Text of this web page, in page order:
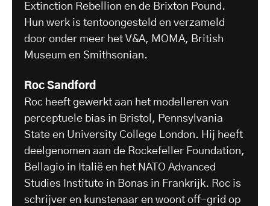
Extinction Rebellion en de Brixton Pound.
Hun werk is tentoongesteld en verzameld
door onder meer het V&A, MOMA, British
Museum en Smithsonian.
Roc Sandford
Roc heeft gewerkt aan het modelleren van
perceptuele bias in Bristol, Pennsylvania
State en University College London. Hij heeft
deelgenomen aan de Rockefeller Foundation,
Bellagio in Italië en het NATO Advanced
Studies Institute in Bonas in Frankrijk. Roc is
schrijver en kunstenaar en woont off-grid op